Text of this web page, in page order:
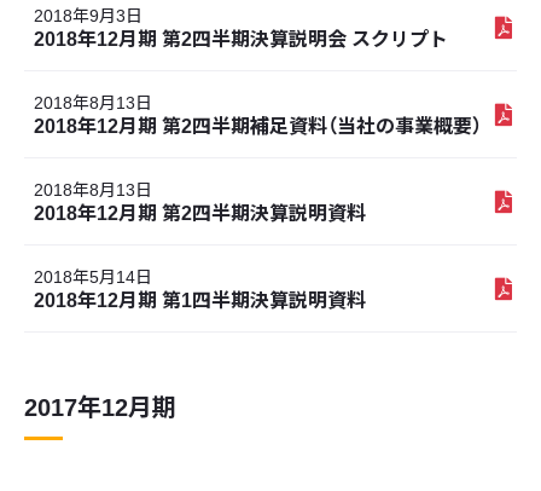
2018年9月3日
2018年12月期 第2四半期決算説明会 スクリプト
2018年8月13日
2018年12月期 第2四半期補足資料（当社の事業概要）
2018年8月13日
2018年12月期 第2四半期決算説明資料
2018年5月14日
2018年12月期 第1四半期決算説明資料
2017年12月期